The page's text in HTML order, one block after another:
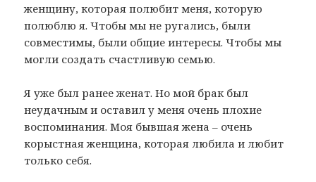
женщину, которая полюбит меня, которую
полюблю я. Чтобы мы не ругались, были
совместимы, были общие интересы. Чтобы мы
могли создать счастливую семью.
Я уже был ранее женат. Но мой брак был
неудачным и оставил у меня очень плохие
воспоминания. Моя бывшая жена – очень
корыстная женщина, которая любила и любит
только себя.